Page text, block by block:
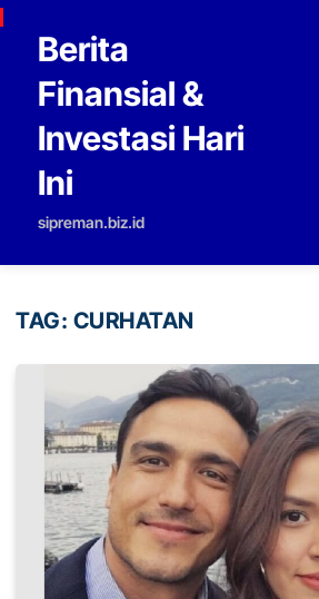
Skip to content
Berita
Finansial &
Investasi Hari
Ini
sipreman.biz.id
TAG: CURHATAN